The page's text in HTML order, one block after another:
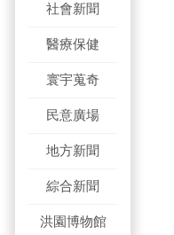
社會新聞
醫療保健
寰宇蒐奇
民意廣場
地方新聞
綜合新聞
洪園博物館